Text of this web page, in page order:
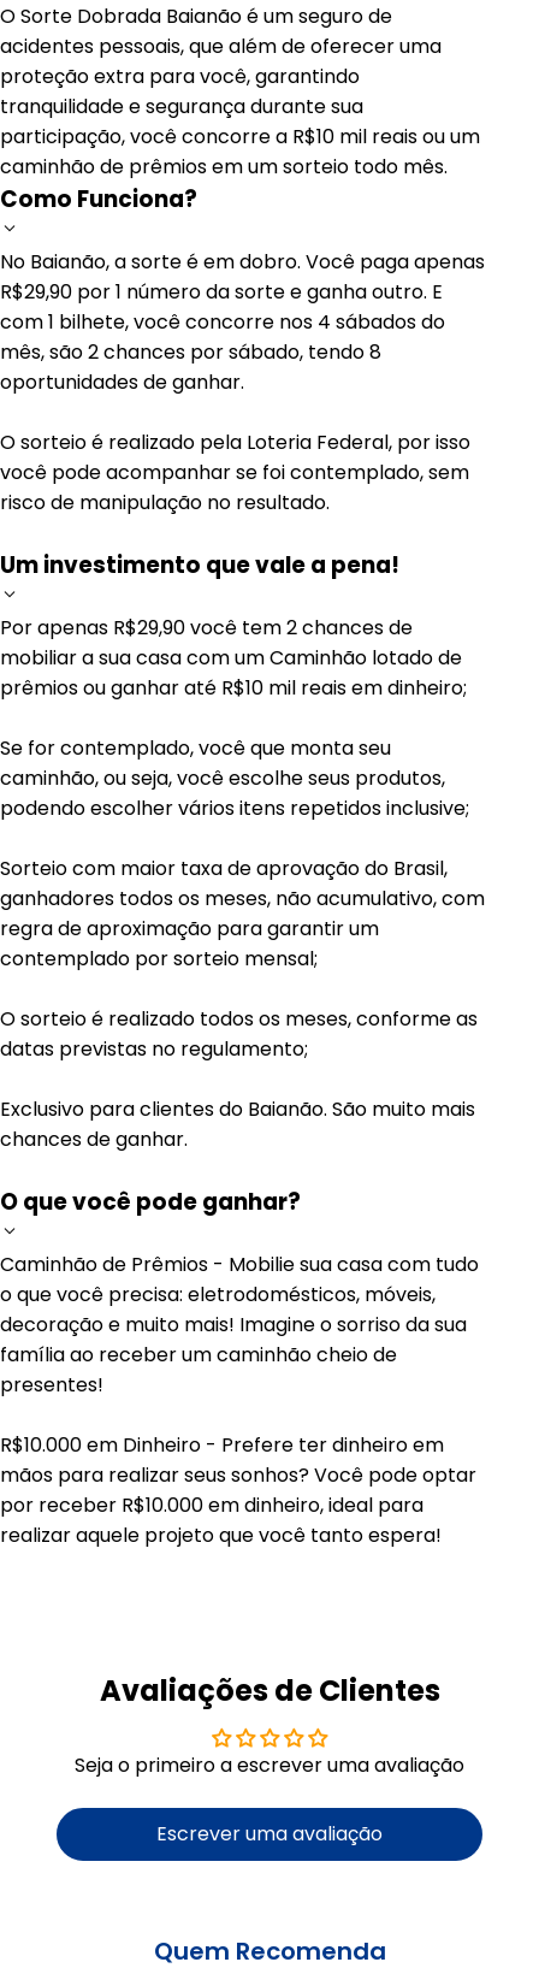
O Sorte Dobrada Baianão é um seguro de
acidentes pessoais, que além de oferecer uma
proteção extra para você, garantindo
tranquilidade e segurança durante sua
participação, você concorre a R$10 mil reais ou um
caminhão de prêmios em um sorteio todo mês.
Como Funciona?
No Baianão, a sorte é em dobro. Você paga apenas
R$29,90 por 1 número da sorte e ganha outro. E
com 1 bilhete, você concorre nos 4 sábados do
mês, são 2 chances por sábado, tendo 8
oportunidades de ganhar.
O sorteio é realizado pela Loteria Federal, por isso
você pode acompanhar se foi contemplado, sem
risco de manipulação no resultado.
Um investimento que vale a pena!
Por apenas R$29,90 você tem 2 chances de
mobiliar a sua casa com um Caminhão lotado de
prêmios ou ganhar até R$10 mil reais em dinheiro;
Se for contemplado, você que monta seu
caminhão, ou seja, você escolhe seus produtos,
podendo escolher vários itens repetidos inclusive;
Sorteio com maior taxa de aprovação do Brasil,
ganhadores todos os meses, não acumulativo, com
regra de aproximação para garantir um
contemplado por sorteio mensal;
O sorteio é realizado todos os meses, conforme as
datas previstas no regulamento;
Exclusivo para clientes do Baianão. São muito mais
chances de ganhar.
O que você pode ganhar?
Caminhão de Prêmios - Mobilie sua casa com tudo
o que você precisa: eletrodomésticos, móveis,
decoração e muito mais! Imagine o sorriso da sua
família ao receber um caminhão cheio de
presentes!
R$10.000 em Dinheiro - Prefere ter dinheiro em
mãos para realizar seus sonhos? Você pode optar
por receber R$10.000 em dinheiro, ideal para
realizar aquele projeto que você tanto espera!
Avaliações de Clientes
Seja o primeiro a escrever uma avaliação
Escrever uma avaliação
Quem Recomenda